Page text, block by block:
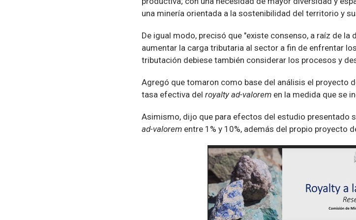
una minería orientada a la sostenibilidad del territorio y
De igual modo, precisó que "existe consenso, a raíz de la
aumentar la carga tributaria al sector a fin de enfrentar
tributación debiese también considerar los procesos y
Agregó que tomaron como base del análisis el proyecto
tasa efectiva del royalty ad-valorem en la medida que se
Asimismo, dijo que para efectos del estudio presentado
ad-valorem entre 1% y 10%, además del propio proyecto